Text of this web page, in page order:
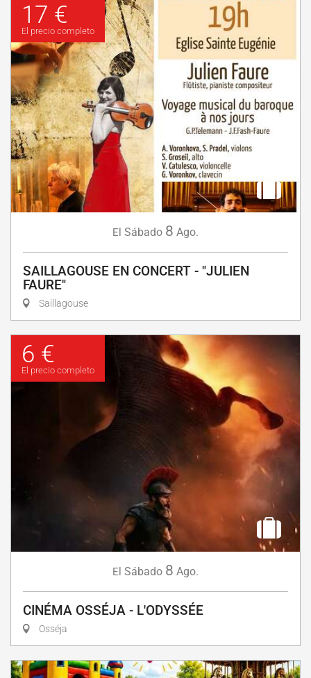
17 €
El precio completo
El Sábado 8 Ago.
SAILLAGOUSE EN CONCERT - "JULIEN
FAURE"
Saillagouse
6 €
El precio completo
El Sábado 8 Ago.
CINÉMA OSSÉJA - L'ODYSSÉE
Osséja